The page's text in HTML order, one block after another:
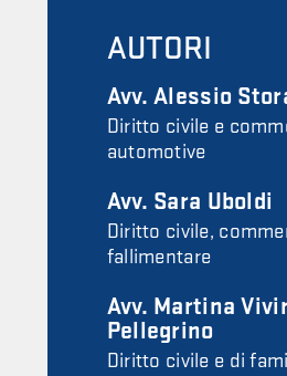
AUTORI
Avv. Alessio
Diritto civile e
automotive
Avv. Sara Uboldi
Diritto civile,
fallimentare
Avv. Martina
Pellegrino
Diritto civile e di